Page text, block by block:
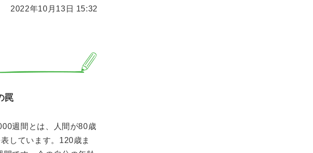
2022年10月13日 15:32
罠
週間とは、人間が80歳
しています。120歳ま